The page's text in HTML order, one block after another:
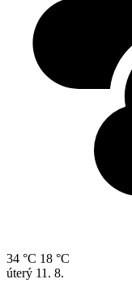
34 °C 18 °C
úterý 11. 8.